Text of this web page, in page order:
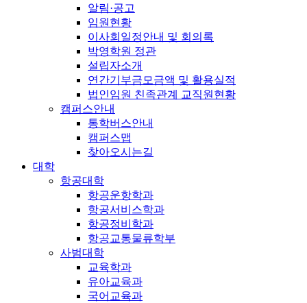
알림·공고
임원현황
이사회일정안내 및 회의록
박영학원 정관
설립자소개
연간기부금모금액 및 활용실적
법인임원 친족관계 교직원현황
캠퍼스안내
통학버스안내
캠퍼스맵
찾아오시는길
대학
항공대학
항공운항학과
항공서비스학과
항공정비학과
항공교통물류학부
사범대학
교육학과
유아교육과
국어교육과